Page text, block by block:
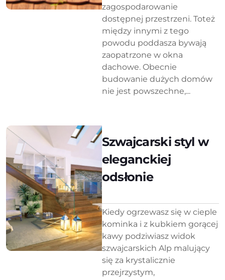
zagospodarowanie
dostępnej przestrzeni. Toteż
między innymi z tego
powodu poddasza bywają
zaopatrzone w okna
dachowe. Obecnie
budowanie dużych domów
nie jest powszechne,...
Szwajcarski styl w
eleganckiej
odsłonie
Kiedy ogrzewasz się w cieple
kominka i z kubkiem gorącej
kawy podziwiasz widok
szwajcarskich Alp malujący
się za krystalicznie
przejrzystym,